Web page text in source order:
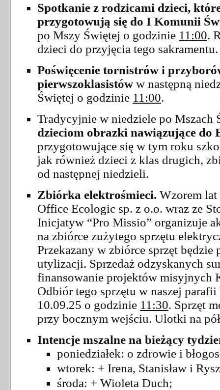
Spotkanie z rodzicami dzieci,
przygotowują się do I Komunii
po Mszy Świętej o godzinie 11:00.
dzieci do przyjęcia tego sakramentu.
Poświęcenie tornistrów i
pierwszoklasistów w następną
Świętej o godzinie 11:00.
Tradycyjnie w niedziele po Mszach
dzieciom obrazki nawiązujące do
przygotowujące się w tym roku
jak również dzieci z klas drugich,
od następnej niedzieli.
Zbiórka elektrośmieci. Wzorem lat
Office Ecologic sp. z o.o. wraz ze
Inicjatyw “Pro Missio” organizuje
na zbiórce zużytego sprzętu
Przekazany w zbiórce sprzęt będzie
utylizacji. Sprzedaż odzyskanych
finansowanie projektów misyjnych
Odbiór tego sprzętu w naszej
10.09.25 o godzinie 11:30. Sprzęt
przy bocznym wejściu. Ulotki na
Intencje mszalne na bieżący
poniedziałek: o zdrowie i
wtorek: + Irena, Stanisław i
środa: + Wioleta Duch;